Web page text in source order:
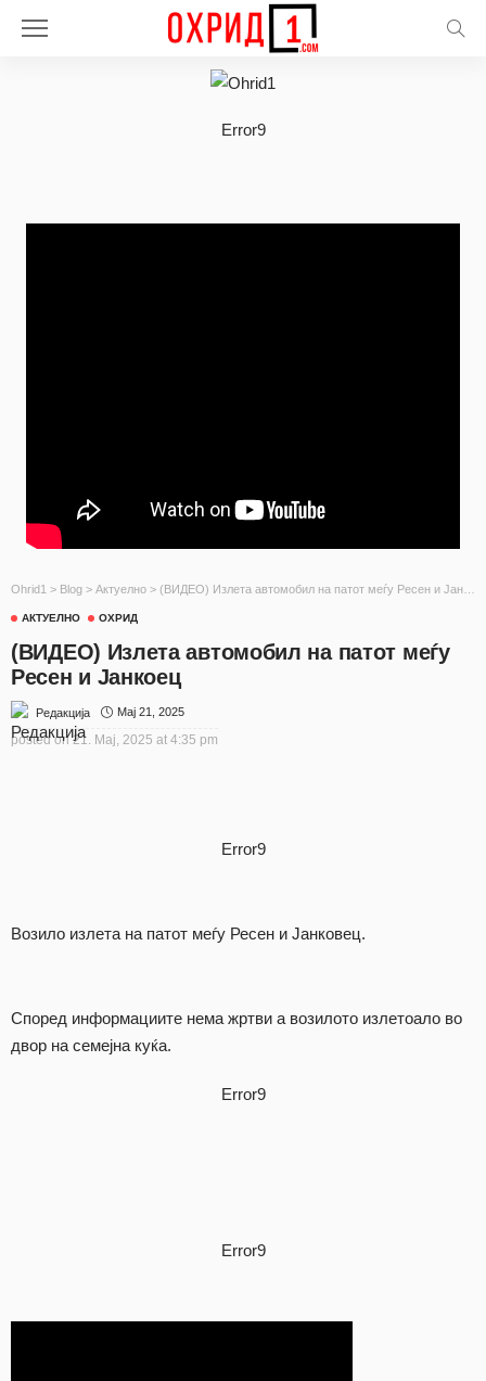
Error9
Ohrid1 > Blog > Актуелно > (ВИДЕО) Излета автомобил на патот меѓу Ресен и Јанкоец
АКТУЕЛНО ОХРИД
(ВИДЕО) Излета автомобил на патот меѓу
Ресен и Јанкоец
Редакција Мај 21, 2025
posted on 21. Мај, 2025 at 4:35 pm
Error9
Возило излета на патот меѓу Ресен и Јанковец.
Според информациите нема жртви а возилото излетоало во
двор на семејна куќа.
Error9
Error9